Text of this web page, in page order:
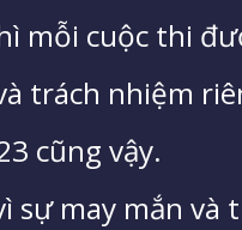
mỗi cuộc thi
trách nhiệm
cũng vậy.
sự may mắn và